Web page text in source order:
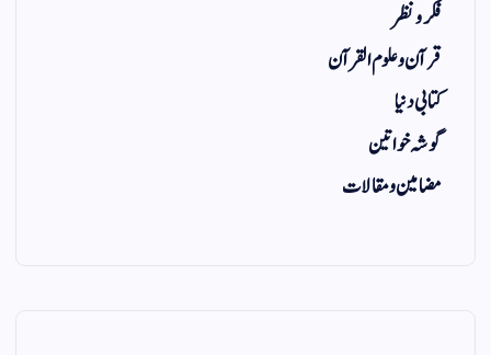
فکر و نظر
قرآن و علوم القرآن
کتابی دنیا
گوشہ خواتین
مضامین و مقالات